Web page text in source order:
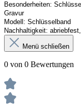
Besonderheiten:
Gravur
Modell: Schlüsselband
Nachhaltigkeit:
Menü schließen
0 von 0 Bewertungen